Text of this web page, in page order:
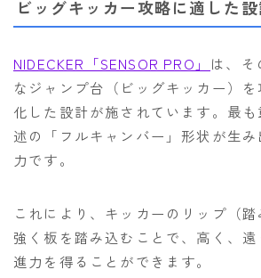
ビッグキッカー攻略に適した
NIDECKER「SENSOR PRO」 は、そ
なジャンプ台（ビッグキッカー）
化した設計が施されています。最
述の「フルキャンバー」形状が生
力です。
これにより、キッカーのリップ（
強く板を踏み込むことで、高く、
進力を得ることができます。